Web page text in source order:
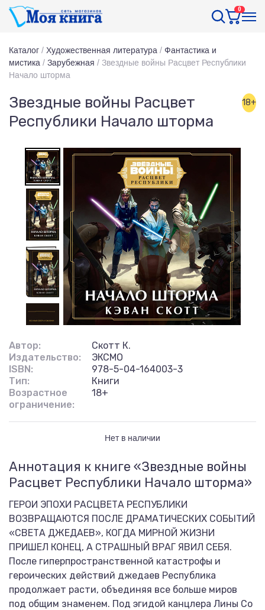
0
Каталог / Художественная литература / Фантастика и
мистика / Зарубежная / Звездные войны Расцвет Республики
Начало шторма
Звездные войны Расцвет
Республики Начало шторма
18+
Автор:
Скотт К.
Издательство:
ЭКСМО
ISBN:
978-5-04-164003-3
Тип:
Книги
Возрастное
ограничение:
18+
Нет в наличии
Аннотация к книге «Звездные войны
Расцвет Республики Начало шторма»
ГЕРОИ ЭПОХИ РАСЦВЕТА РЕСПУБЛИКИ
ВОЗВРАЩАЮТСЯ ПОСЛЕ ДРАМАТИЧЕСКИХ СОБЫТИЙ
«СВЕТА ДЖЕДАЕВ», КОГДА МИРНОЙ ЖИЗНИ
ПРИШЕЛ КОНЕЦ, А СТРАШНЫЙ ВРАГ ЯВИЛ СЕБЯ.
После гиперпространственной катастрофы и
героических действий джедаев Республика
продолжает расти, объединяя все больше миров
под общим знаменем. Под эгидой канцлера Лины Со